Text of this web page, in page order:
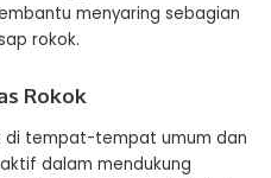
menyaring sebagian
rokok.
Rokok
di tempat-tempat umum dan
dalam mendukung